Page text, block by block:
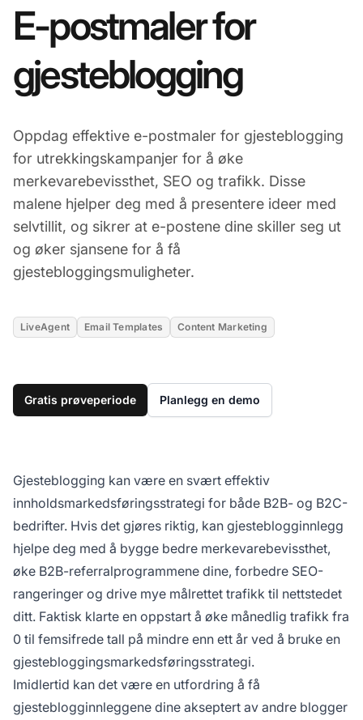
E-postmaler for
gjesteblogging
Oppdag effektive e-postmaler for gjesteblogging
for utrekkingskampanjer for å øke
merkevarebevissthet, SEO og trafikk. Disse
malene hjelper deg med å presentere ideer med
selvtillit, og sikrer at e-postene dine skiller seg ut
og øker sjansene for å få
gjestebloggingsmuligheter.
LiveAgent Email Templates Content Marketing
Gratis prøveperiode Planlegg en demo
Gjesteblogging kan være en svært effektiv
innholdsmarkedsføringsstrategi for både B2B- og B2C-
bedrifter. Hvis det gjøres riktig, kan gjesteblogginnlegg
hjelpe deg med å bygge bedre merkevarebevissthet,
øke B2B-referralprogrammene dine, forbedre SEO-
rangeringer og drive mye målrettet trafikk til nettstedet
ditt. Faktisk klarte en oppstart å øke månedlig trafikk fra
0 til femsifrede tall på mindre enn ett år ved å bruke en
gjestebloggingsmarkedsføringsstrategi.
Imidlertid kan det være en utfordring å få
gjesteblogginnleggene dine akseptert av andre blogger